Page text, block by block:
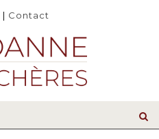
| Contact